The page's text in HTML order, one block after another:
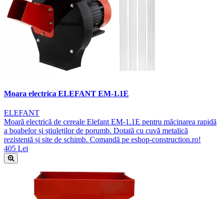
Moara electrica ELEFANT EM-1.1E
ELEFANT
Moară electrică de cereale Elefant EM-1.1E pentru măcinarea rapidă
a boabelor și știuleților de porumb. Dotată cu cuvă metalică
rezistentă și site de schimb. Comandă pe eshop-construction.ro!
405 Lei